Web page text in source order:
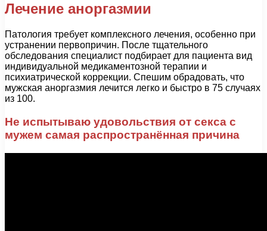
Лечение аноргазмии
Патология требует комплексного лечения, особенно при
устранении первопричин. После тщательного
обследования специалист подбирает для пациента вид
индивидуальной медикаментозной терапии и
психиатрической коррекции. Спешим обрадовать, что
мужская аноргазмия лечится легко и быстро в 75 случаях
из 100.
Не испытываю удовольствия от секса с
мужем самая распространённая причина